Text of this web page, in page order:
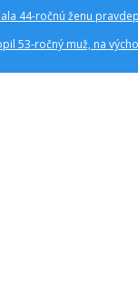
44-ročnú ženu
53-ročný muž, na